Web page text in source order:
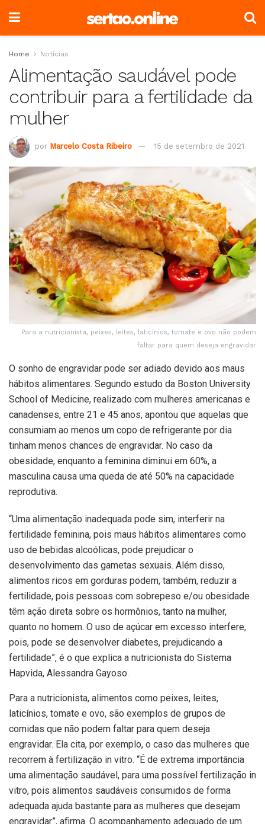
Home Notícias
Alimentação saudável pode
contribuir para a fertilidade da
mulher
por Marcelo Costa Ribeiro 15 de setembro de 2021
Para a nutricionista, peixes, leites, laticínios, tomate e ovo não podem
faltar para quem deseja engravidar
O sonho de engravidar pode ser adiado devido aos maus
hábitos alimentares. Segundo estudo da Boston University
School of Medicine, realizado com mulheres americanas e
canadenses, entre 21 e 45 anos, apontou que aquelas que
consumiam ao menos um copo de refrigerante por dia
tinham menos chances de engravidar. No caso da
obesidade, enquanto a feminina diminui em 60%, a
masculina causa uma queda de até 50% na capacidade
reprodutiva.
“Uma alimentação inadequada pode sim, interferir na
fertilidade feminina, pois maus hábitos alimentares como
uso de bebidas alcoólicas, pode prejudicar o
desenvolvimento das gametas sexuais. Além disso,
alimentos ricos em gorduras podem, também, reduzir a
fertilidade, pois pessoas com sobrepeso e/ou obesidade
têm ação direta sobre os hormônios, tanto na mulher,
quanto no homem. O uso de açúcar em excesso interfere,
pois, pode se desenvolver diabetes, prejudicando a
fertilidade”, é o que explica a nutricionista do Sistema
Hapvida, Alessandra Gayoso.
Para a nutricionista, alimentos como peixes, leites,
laticínios, tomate e ovo, são exemplos de grupos de
comidas que não podem faltar para quem deseja
engravidar. Ela cita, por exemplo, o caso das mulheres que
recorrem à fertilização in vitro. “É de extrema importância
uma alimentação saudável, para uma possível fertilização in
vitro, pois alimentos saudáveis consumidos de forma
adequada ajuda bastante para as mulheres que desejam
engravidar”, afirma. O acompanhamento adequado de um